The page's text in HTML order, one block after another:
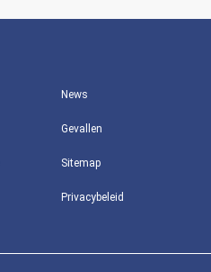
News
Gevallen
Sitemap
Privacybeleid